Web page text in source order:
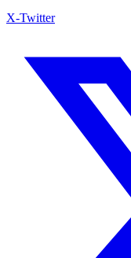
X-Twitter